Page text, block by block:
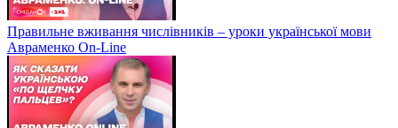
Правильне вживання числівників – уроки української мови
Авраменко On-Line